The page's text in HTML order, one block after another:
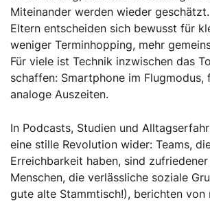
Miteinander werden wieder geschätzt.
Eltern entscheiden sich bewusst für
weniger Terminhopping, mehr
Für viele ist Technik inzwischen das
schaffen: Smartphone im Flugmodus,
analoge Auszeiten.
In Podcasts, Studien und
eine stille Revolution wider: Teams,
Erreichbarkeit haben, sind
Menschen, die verlässliche soziale
gute alte Stammtisch!), berichten von